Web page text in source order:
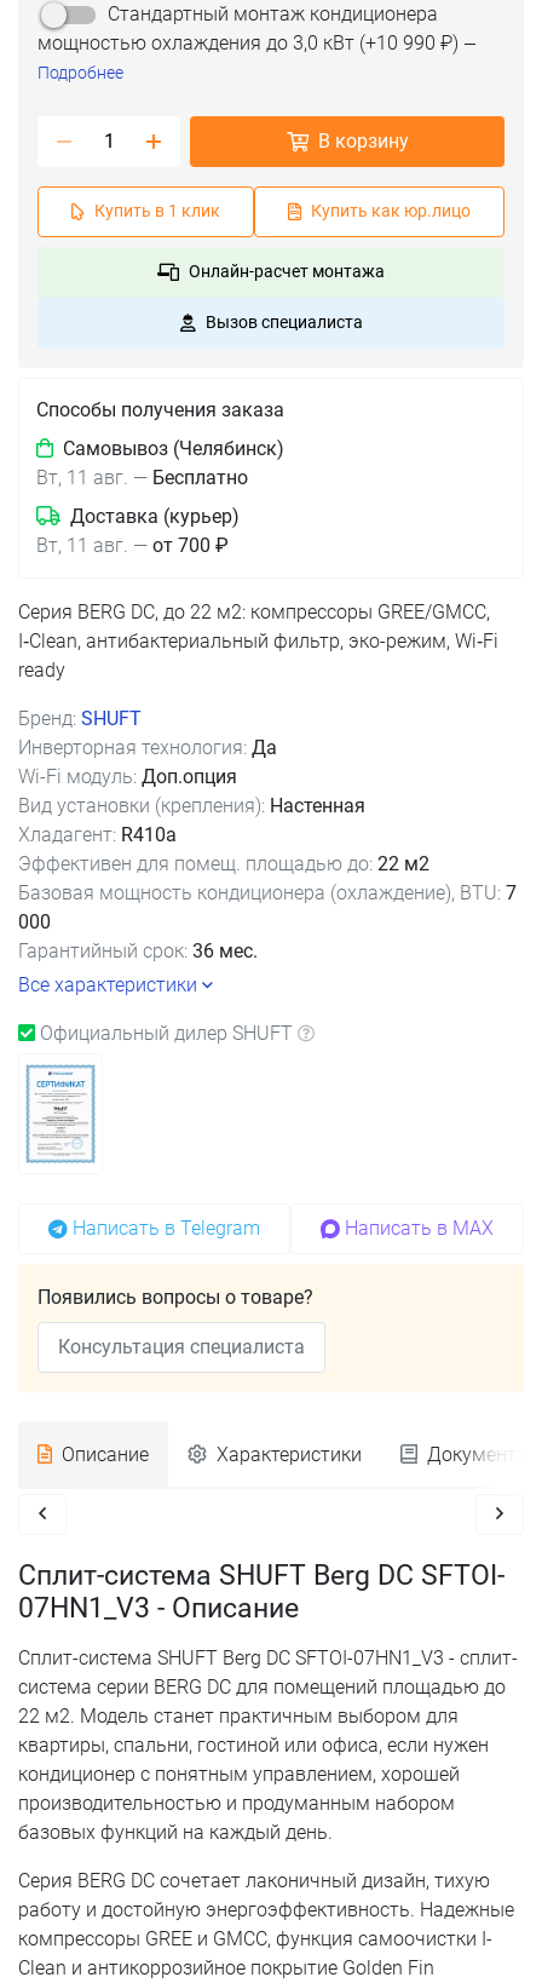
Стандартный монтаж кондиционера
мощностью охлаждения до 3,0 кВт (+10 990 ₽) —
Подробнее
В корзину
Купить в 1 клик Купить как юр.лицо
Онлайн-расчет монтажа
Вызов специалиста
Способы получения заказа
Самовывоз (Челябинск)
Вт, 11 авг. — Бесплатно
Доставка (курьер)
Вт, 11 авг. — от 700 ₽
Серия BERG DC, до 22 м2: компрессоры GREE/GMCC,
I‑Clean, антибактериальный фильтр, эко-режим, Wi‑Fi
ready
Бренд: SHUFT
Инверторная технология: Да
Wi-Fi модуль: Доп.опция
Вид установки (крепления): Настенная
Хладагент: R410a
Эффективен для помещ. площадью до: 22 м2
Базовая мощность кондиционера (охлаждение), BTU: 7
000
Гарантийный срок: 36 мес.
Все характеристики
Официальный дилер SHUFT
Написать в Telegram Написать в MAX
Появились вопросы о товаре?
Консультация специалиста
Описание Характеристики
Сплит-система SHUFT Berg DC SFTOI-
07HN1_V3 - Описание
Сплит-система SHUFT Berg DC SFTOI-07HN1_V3 - сплит-
система серии BERG DC для помещений площадью до
22 м2. Модель станет практичным выбором для
квартиры, спальни, гостиной или офиса, если нужен
кондиционер с понятным управлением, хорошей
производительностью и продуманным набором
базовых функций на каждый день.
Серия BERG DC сочетает лаконичный дизайн, тихую
работу и достойную энергоэффективность. Надежные
компрессоры GREE и GMCC, функция самоочистки I-
Clean и антикоррозийное покрытие Golden Fin